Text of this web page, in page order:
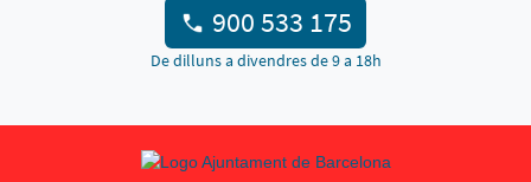
900 533 175
De dilluns a divendres de 9 a 18h